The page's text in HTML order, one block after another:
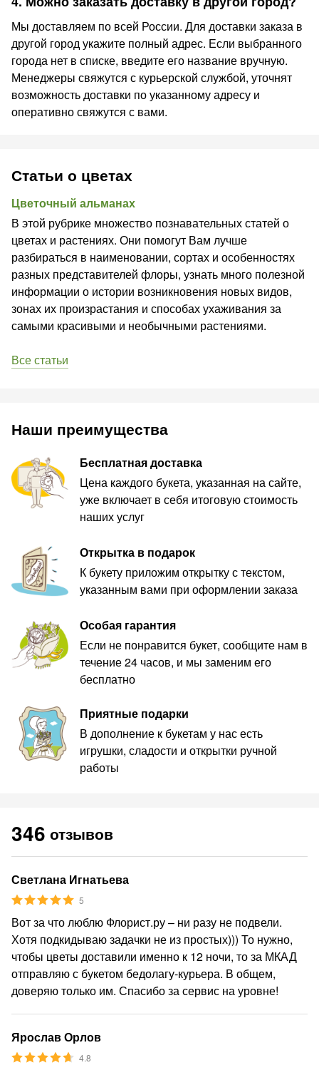
Мы доставляем по всей России. Для доставки заказа в
другой город укажите полный адрес. Если выбранного
города нет в списке, введите его название вручную.
Менеджеры свяжутся с курьерской службой, уточнят
возможность доставки по указанному адресу и
оперативно свяжутся с вами.
Статьи о цветах
Цветочный альманах
В этой рубрике множество познавательных статей о
цветах и растениях. Они помогут Вам лучше
разбираться в наименовании, сортах и особенностях
разных представителей флоры, узнать много полезной
информации о истории возникновения новых видов,
зонах их произрастания и способах ухаживания за
самыми красивыми и необычными растениями.
Все статьи
Наши преимущества
Бесплатная доставка
Цена каждого букета, указанная на сайте,
уже включает в себя итоговую стоимость
наших услуг
Открытка в подарок
К букету приложим открытку с текстом,
указанным вами при оформлении заказа
Особая гарантия
Если не понравится букет, сообщите нам в
течение 24 часов, и мы заменим его
бесплатно
Приятные подарки
В дополнение к букетам у нас есть
игрушки, сладости и открытки ручной
работы
346 отзывов
Светлана Игнатьева
5
Вот за что люблю Флорист.ру – ни разу не подвели.
Хотя подкидываю задачки не из простых))) То нужно,
чтобы цветы доставили именно к 12 ночи, то за МКАД
отправляю с букетом бедолагу-курьера. В общем,
доверяю только им. Спасибо за сервис на уровне!
Ярослав Орлов
4.8